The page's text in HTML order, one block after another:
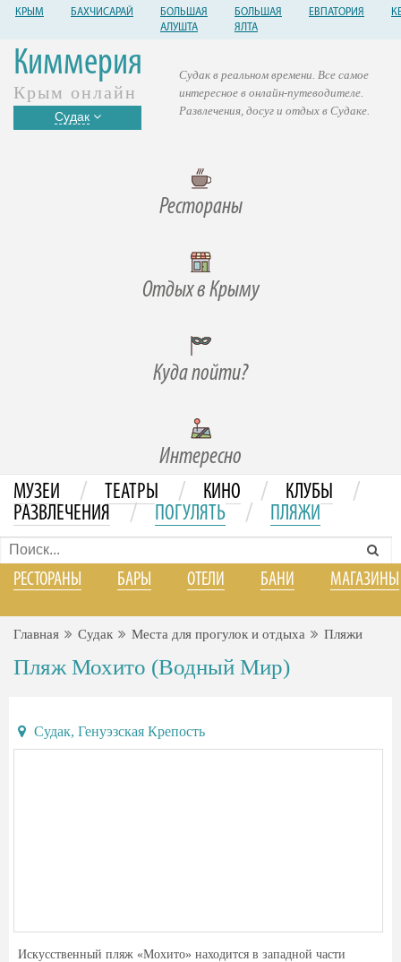
КРЫМ БАХЧИСАРАЙ
БОЛЬШАЯ
АЛУШТА
БОЛЬШАЯ
ЯЛТА
ЕВПАТОРИЯ
Киммерия
Крым онлайн
Судак
Рестораны
Отдых в Крыму
Куда пойти?
Интересно
Судак в реальном времени. Все самое
интересное в онлайн-путеводителе.
Развлечения, досуг и отдых в Судаке.
МУЗЕИ / ТЕАТРЫ / КИНО / КЛУБЫ /
РАЗВЛЕЧЕНИЯ / ПОГУЛЯТЬ / ПЛЯЖИ
РЕСТОРАНЫ БАРЫ ОТЕЛИ БАНИ МАГАЗИНЫ
Главная Судак Места для прогулок и отдыха Пляжи
Пляж Мохито (Водный Мир)
Судак, Генуэзская Крепость
Искусственный пляж «Мохито» находится в западной части